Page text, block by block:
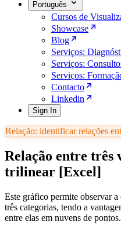
Português
Cursos de
Showcase
Blog
Serviços:
Serviços:
Serviços:
Contacto
Linkedin
Sign In
Relação: identificar relações
Relação entre três
trilinear [Excel]
Este gráfico permite observar
três categorias, tendo a
entre elas em nuvens de pontos.